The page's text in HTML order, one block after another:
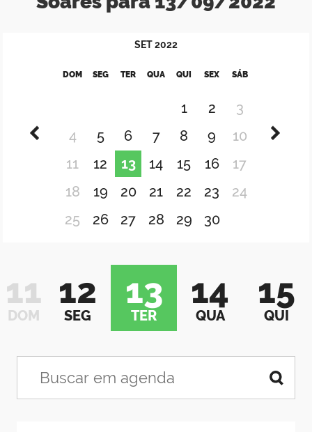
SET2022
DOM SEG TER QUA QUI SEX SÁB
1 2
3
4
5 6 7 8 9
10
11
12 13 14 15 16
17
18
19 20 21 22 23
24
25
26 27 28 29 30
11
DOM
12
SEG
13
TER
14
QUA
15
QUI